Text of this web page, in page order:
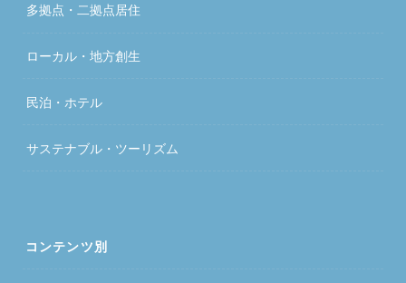
多拠点・二拠点居住
ローカル・地方創生
民泊・ホテル
サステナブル・ツーリズム
コンテンツ別